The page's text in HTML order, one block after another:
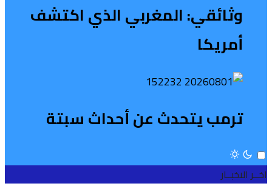
وثائقي: المغربي الذي اكتشف
أمريكا
ترمب يتحدث عن أحداث سبتة
اخــر الاخبــار